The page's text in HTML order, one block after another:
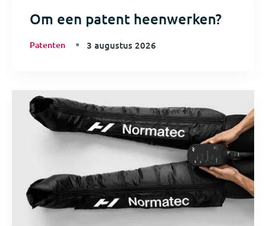
Om een patent heenwerken?
Patenten 3 augustus 2026